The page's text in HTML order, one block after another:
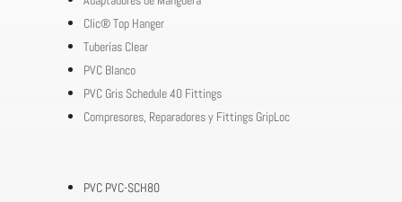
Clic® Top Hanger
Tuberías Clear
PVC Blanco
PVC Gris Schedule 40 Fittings
Compresores, Reparadores y Fittings GripLoc
PVC PVC-SCH80